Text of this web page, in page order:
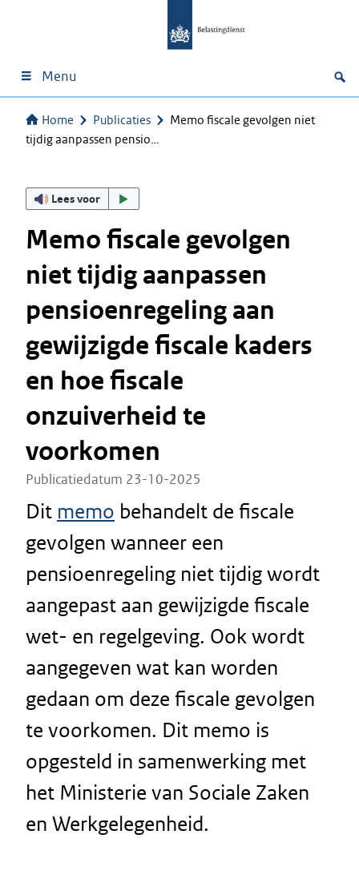
Menu
Home Publicaties
Memo fiscale gevolgen niet
tijdig aanpassen pensio…
Lees voor
Memo fiscale gevolgen
niet tijdig aanpassen
pensioenregeling aan
gewijzigde fiscale kaders
en hoe fiscale
onzuiverheid te
voorkomen
Publicatiedatum 23-10-2025
Dit memo behandelt de fiscale
gevolgen wanneer een
pensioenregeling niet tijdig wordt
aangepast aan gewijzigde fiscale
wet- en regelgeving. Ook wordt
aangegeven wat kan worden
gedaan om deze fiscale gevolgen
te voorkomen. Dit memo is
opgesteld in samenwerking met
het Ministerie van Sociale Zaken
en Werkgelegenheid.